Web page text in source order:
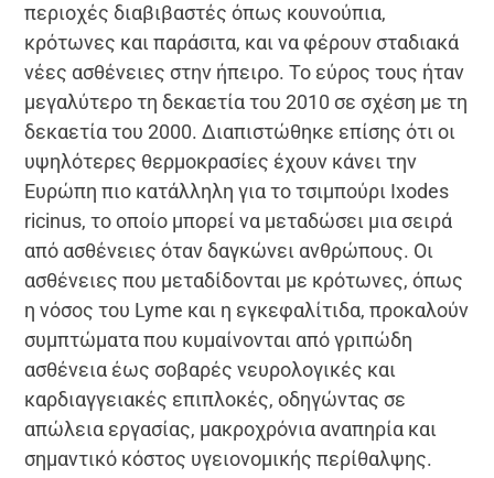
περιοχές διαβιβαστές όπως κουνούπια,
κρότωνες και παράσιτα, και να φέρουν σταδιακά
νέες ασθένειες στην ήπειρο. Το εύρος τους ήταν
μεγαλύτερο τη δεκαετία του 2010 σε σχέση με τη
δεκαετία του 2000. Διαπιστώθηκε επίσης ότι οι
υψηλότερες θερμοκρασίες έχουν κάνει την
Ευρώπη πιο κατάλληλη για το τσιμπούρι Ixodes
ricinus, το οποίο μπορεί να μεταδώσει μια σειρά
από ασθένειες όταν δαγκώνει ανθρώπους. Οι
ασθένειες που μεταδίδονται με κρότωνες, όπως
η νόσος του Lyme και η εγκεφαλίτιδα, προκαλούν
συμπτώματα που κυμαίνονται από γριπώδη
ασθένεια έως σοβαρές νευρολογικές και
καρδιαγγειακές επιπλοκές, οδηγώντας σε
απώλεια εργασίας, μακροχρόνια αναπηρία και
σημαντικό κόστος υγειονομικής περίθαλψης.